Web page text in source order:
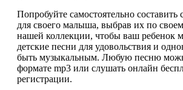
Попробуйте самостоятельно составить
для своего малыша, выбрав их по
нашей коллекции, чтобы ваш ребенок
детские песни для удовольствия и
быть музыкальным. Любую песню
формате mp3 или слушать онлайн
регистрации.